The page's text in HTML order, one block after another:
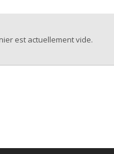
est actuellement vide.